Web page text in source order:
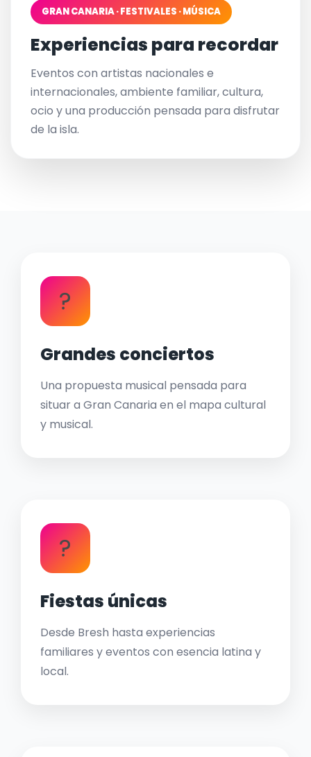
GRAN CANARIA · FESTIVALES · MÚSICA
Experiencias para recordar
Eventos con artistas nacionales e
internacionales, ambiente familiar, cultura,
ocio y una producción pensada para disfrutar
de la isla.
?
Grandes conciertos
Una propuesta musical pensada para
situar a Gran Canaria en el mapa cultural
y musical.
?
Fiestas únicas
Desde Bresh hasta experiencias
familiares y eventos con esencia latina y
local.